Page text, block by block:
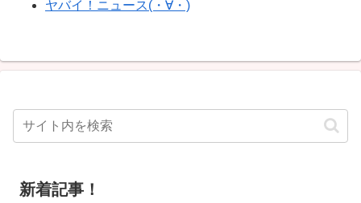
ヤバイ！ニュース(・∀・)
新着記事！